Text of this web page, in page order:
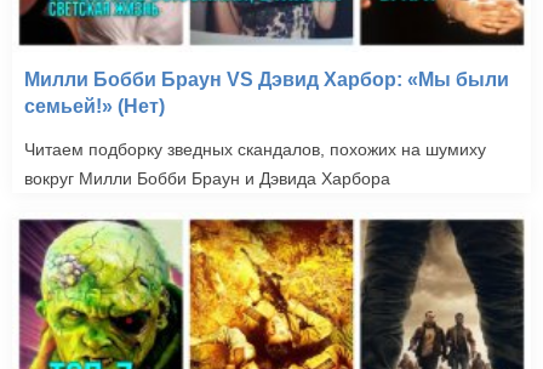
Милли Бобби Браун VS Дэвид Харбор: «Мы были
семьей!» (Нет)
Читаем подборку зведных скандалов, похожих на шумиху
вокруг Милли Бобби Браун и Дэвида Харбора